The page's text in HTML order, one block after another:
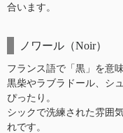
合います。
ノワール（Noir）
フランス語で「黒」を意
黒柴やラブラドール、シ
ぴったり。
シックで洗練された雰囲
れです。